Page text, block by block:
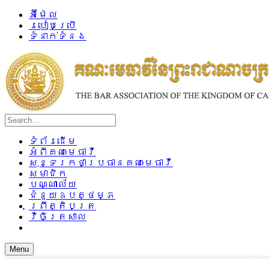
អ៊ីម៉ែល
របៀបប្រើ
ទំនាក់ទំនង
ទំព័រដើម
អំពីគណៈមេធាវី
សុន្ទរកថាប្រធានគណៈមេធាវី
សមាជិក
បណ្ណាល័យ
ជំនួយឧបត្ថម្ភ
ព្រឹត្តិបត្រ
វិចិត្រសាល
Menu